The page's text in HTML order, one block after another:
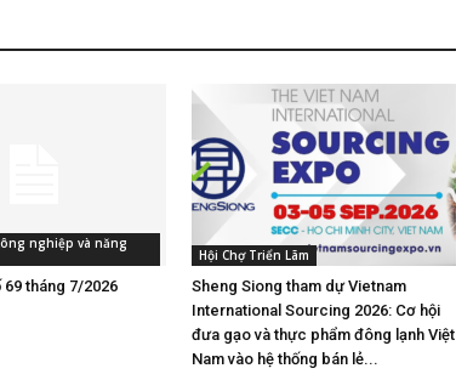
nghiệp và năng
69 tháng 7/2026
Hội Chợ Triển Lãm
Sheng Siong tham dự Vietnam
International Sourcing 2026: Cơ hội
đưa gạo và thực phẩm đông lạnh Việt
Nam vào hệ thống bán lẻ...